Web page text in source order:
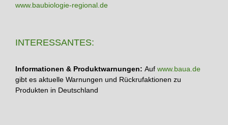
www.baubiologie-regional.de
INTERESSANTES:
Informationen & Produktwarnungen: Auf www.baua.de
gibt es aktuelle Warnungen und Rückrufaktionen zu
Produkten in Deutschland